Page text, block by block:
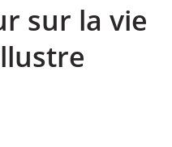
sur la vie